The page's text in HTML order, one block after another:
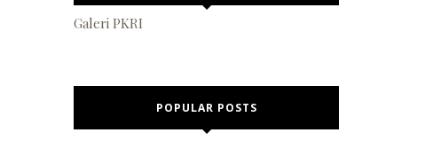
Shop
Galeri PKRI
POPULAR POSTS